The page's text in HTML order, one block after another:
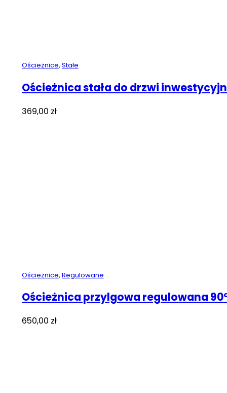
Ościeżnice, Stałe
Ościeżnica stała do drzwi
369,00 zł
Ościeżnice, Regulowane
Ościeżnica przylgowa regulowana
650,00 zł